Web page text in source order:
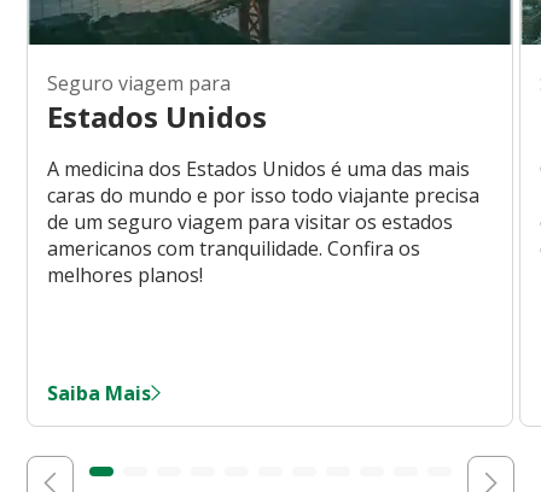
Seguro viagem para
Estados Unidos
A medicina dos Estados Unidos é uma das mais
caras do mundo e por isso todo viajante precisa
de um seguro viagem para visitar os estados
americanos com tranquilidade. Confira os
melhores planos!
Saiba Mais